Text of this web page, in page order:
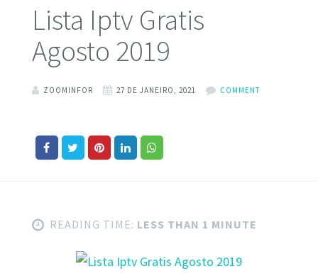
Lista Iptv Gratis
Agosto 2019
ZOOMINFOR 27 DE JANEIRO, 2021 COMMENT
READING TIME: LESS THAN 1 MINUTE